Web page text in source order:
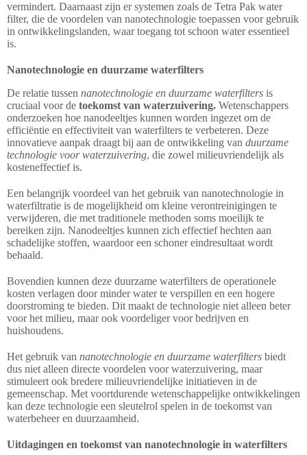
vermindert. Daarnaast zijn er systemen zoals de Tetra Pak water
filter, die de voordelen van nanotechnologie toepassen voor gebruik
in ontwikkelingslanden, waar toegang tot schoon water essentieel
is.
Nanotechnologie en duurzame waterfilters
De relatie tussen nanotechnologie en duurzame waterfilters is
cruciaal voor de toekomst van waterzuivering. Wetenschappers
onderzoeken hoe nanodeeltjes kunnen worden ingezet om de
efficiëntie en effectiviteit van waterfilters te verbeteren. Deze
innovatieve aanpak draagt bij aan de ontwikkeling van duurzame
technologie voor waterzuivering, die zowel milieuvriendelijk als
kosteneffectief is.
Een belangrijk voordeel van het gebruik van nanotechnologie in
waterfiltratie is de mogelijkheid om kleine verontreinigingen te
verwijderen, die met traditionele methoden soms moeilijk te
bereiken zijn. Nanodeeltjes kunnen zich effectief hechten aan
schadelijke stoffen, waardoor een schoner eindresultaat wordt
behaald.
Bovendien kunnen deze duurzame waterfilters de operationele
kosten verlagen door minder water te verspillen en een hogere
doorstroming te bieden. Dit maakt de technologie niet alleen beter
voor het milieu, maar ook voordeliger voor bedrijven en
huishoudens.
Het gebruik van nanotechnologie en duurzame waterfilters biedt
dus niet alleen directe voordelen voor waterzuivering, maar
stimuleert ook bredere milieuvriendelijke initiatieven in de
gemeenschap. Met voortdurende wetenschappelijke ontwikkelingen
kan deze technologie een sleutelrol spelen in de toekomst van
waterbeheer en duurzaamheid.
Uitdagingen en toekomst van nanotechnologie in waterfilters